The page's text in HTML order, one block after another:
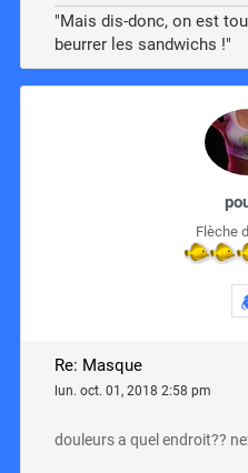
"Mais dis-donc, on est
beurrer les sandwichs !"
Flèche
Re: Masque
lun. oct. 01, 2018 2:58 pm
douleurs a quel endroit??